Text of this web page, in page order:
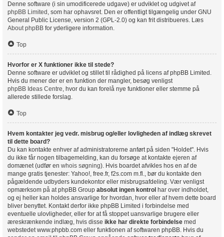
Denne software (i sin umodificerede udgave) er udviklet og udgivet af
phpBB Limited , som har ophavsret. Den er offentligt tilgængelig under GNU
General Public License, version 2 (GPL-2.0) og kan frit distribueres. Læs
About phpBB for yderligere information.
Top
Hvorfor er X funktioner ikke til stede?
Denne software er udviklet og stillet til rådighed på licens af phpBB Limited.
Hvis du mener der er en funktion der mangler, besøg venligst
phpBB Ideas Centre, hvor du kan forelå nye funktioner eller stemme på
allerede stillede forslag.
Top
Hvem kontakter jeg vedr. misbrug og/eller lovligheden af indlæg skrevet
til dette board?
Du kan kontakte enhver af administratorerne anført på siden "Holdet". Hvis
du ikke får nogen tilbagemelding, kan du forsøge at kontakte ejeren af
domænet (udfør en whois søgning). Hvis boardet afvikles hos en af de
mange gratis tjenester: Yahoo!, free.fr, f2s.com m.fl., bør du kontakte den
pågældende udbyders kundekontor eller misbrugsafdeling. Vær venligst
opmærksom på at phpBB Group absolut ingen kontrol har over indholdet,
og ej heller kan holdes ansvarlige for hvordan, hvor eller af hvem dette board
bliver benyttet. Kontakt derfor ikke phpBB Limited i forbindelse med
eventuelle ulovligheder, eller for at få stoppet uansvarlige brugere eller
æreskrænkende indlæg, hvis disse ikke har direkte forbindelse med
webstedet www.phpbb.com eller funktionen af softwaren phpBB. Hvis du